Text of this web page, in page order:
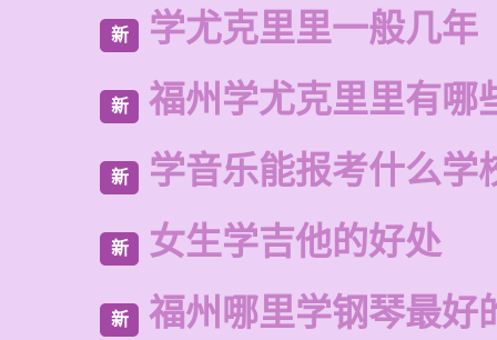
新 学尤克里里一般几年
新 福州学尤克里里有哪
新 学音乐能报考什么学
新 女生学吉他的好处
新 福州哪里学钢琴最好